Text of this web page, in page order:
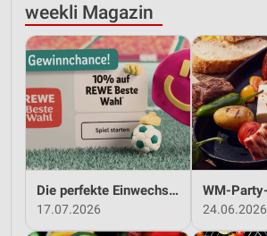
weekli Magazin
Die perfekte Einwechslung: Dein Fan-Bonus!*
17.07.2026 24.06.2026